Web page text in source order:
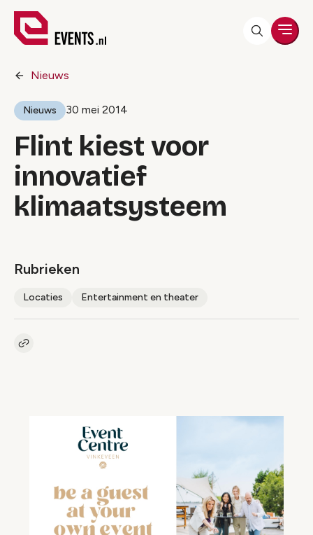
Nieuws
Nieuws 30 mei 2014
Flint kiest voor
innovatief
klimaatsysteem
Rubrieken
Locaties Entertainment en theater
Kopieer link naar artikel